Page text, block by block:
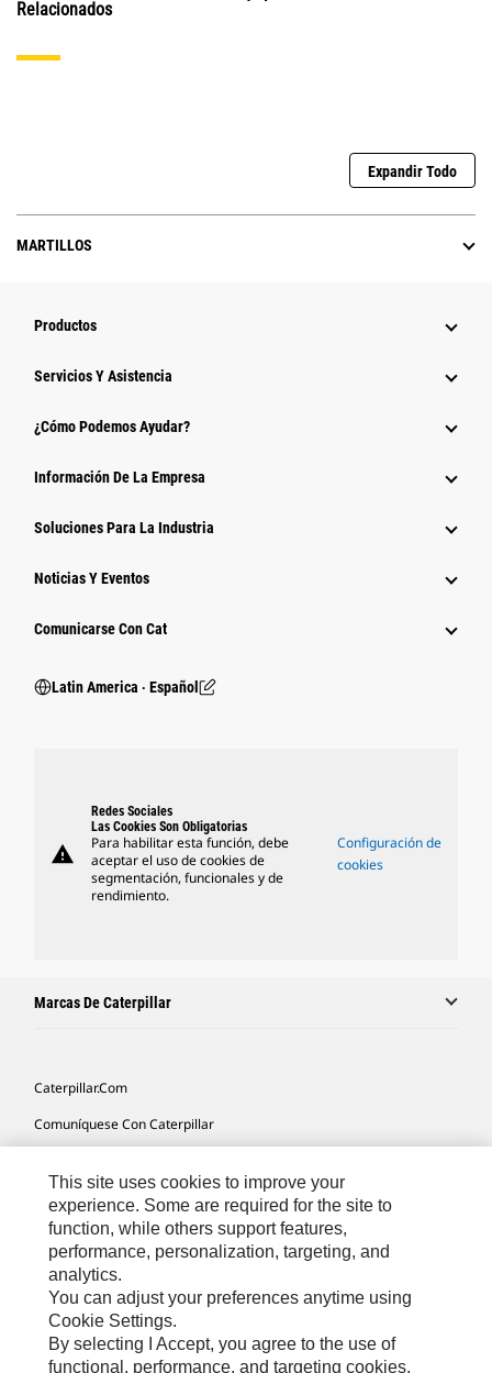
Relacionados
Expandir Todo
MARTILLOS
Productos
Servicios Y Asistencia
¿Cómo Podemos Ayudar?
Información De La Empresa
Soluciones Para La Industria
Noticias Y Eventos
Comunicarse Con Cat
Latin America ‧ Español
warning
Redes Sociales
Las Cookies Son Obligatorias
Para habilitar esta función, debe
aceptar el uso de cookies de
segmentación, funcionales y de
rendimiento.
Configuración de
cookies
Marcas De Caterpillar
Caterpillar.com
Comuníquese Con Caterpillar
Mapa Del Sitio
Cookie Settings
Avisos Legales
Privacidad
This site uses cookies to improve your
experience. Some are required for the site to
function, while others support features,
performance, personalization, targeting, and
analytics.
You can adjust your preferences anytime using
Cookie Settings.
By selecting I Accept, you agree to the use of
functional, performance, and targeting cookies.